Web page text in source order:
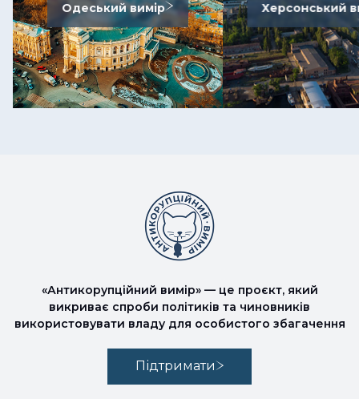
Одеський вимір Херсонський
«Антикорупційний вимір» — це проєкт, який
викриває спроби політиків та чиновників
використовувати владу для особистого збагачення
Підтримати